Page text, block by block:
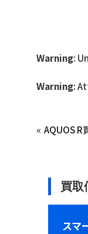
Warning:
Warning:
« AQUOS R
買取
スマ